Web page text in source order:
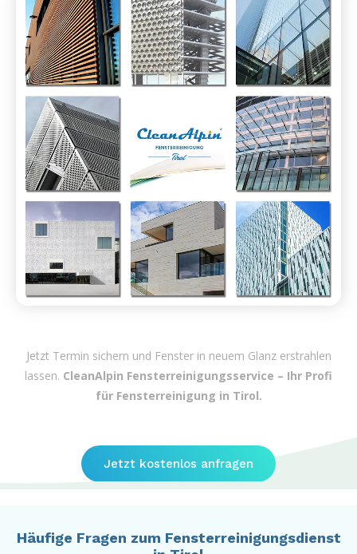
Jetzt Termin sichern und Fenster in neuem Glanz erstrahlen
lassen. CleanAlpin Fensterreinigungsservice – Ihr Profi
für Fensterreinigung in Tirol.
Jetzt kostenlos anfragen
Häufige Fragen zum Fensterreinigungsdienst